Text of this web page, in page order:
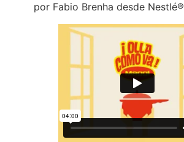
por Fabio Brenha desde Nestlé®